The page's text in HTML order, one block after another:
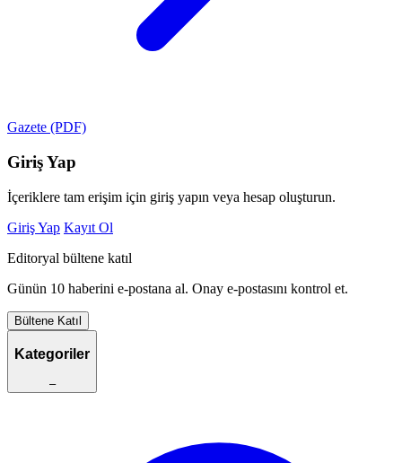
Gazete (PDF)
Giriş Yap
İçeriklere tam erişim için giriş yapın veya hesap oluşturun.
Giriş Yap Kayıt Ol
Editoryal bültene katıl
Günün 10 haberini e-postana al. Onay e-postasını kontrol et.
Bültene Katıl
Kategoriler
–